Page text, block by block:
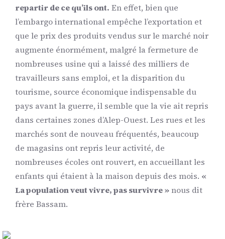
repartir de ce qu’ils ont. En effet, bien que
l’embargo international empêche l’exportation et
que le prix des produits vendus sur le marché noir
augmente énormément, malgré la fermeture de
nombreuses usine qui a laissé des milliers de
travailleurs sans emploi, et la disparition du
tourisme, source économique indispensable du
pays avant la guerre, il semble que la vie ait repris
dans certaines zones d’Alep-Ouest. Les rues et les
marchés sont de nouveau fréquentés, beaucoup
de magasins ont repris leur activité, de
nombreuses écoles ont rouvert, en accueillant les
enfants qui étaient à la maison depuis des mois. «
La population veut vivre, pas survivre »nous dit
frère Bassam.